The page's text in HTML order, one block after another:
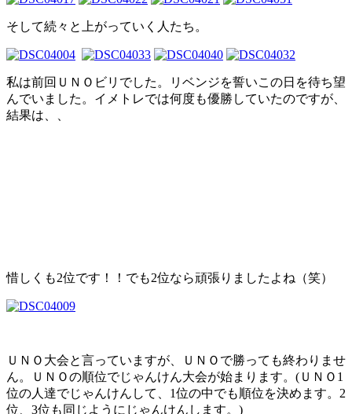
そして続々と上がっていく人たち。
私は前回ＵＮＯビリでした。リベンジを誓いこの日を待ち望
んでいました。イメトレでは何度も優勝していたのですが、
結果は、、
惜しくも2位です！！でも2位なら頑張りましたよね（笑）
ＵＮＯ大会と言っていますが、ＵＮＯで勝っても終わりませ
ん。ＵＮＯの順位でじゃんけん大会が始まります。(ＵＮＯ1
位の人達でじゃんけんして、1位の中でも順位を決めます。2
位、3位も同じようにじゃんけんします。)